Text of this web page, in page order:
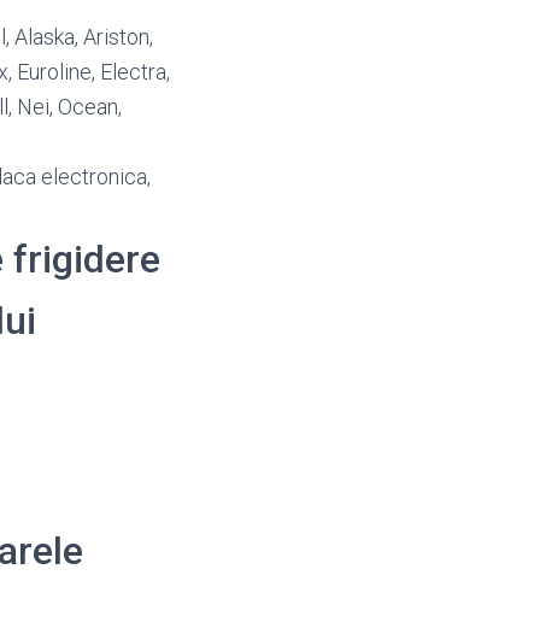
Alaska, Ariston,
Euroline, Electra,
Nei, Ocean,
electronica,
frigidere